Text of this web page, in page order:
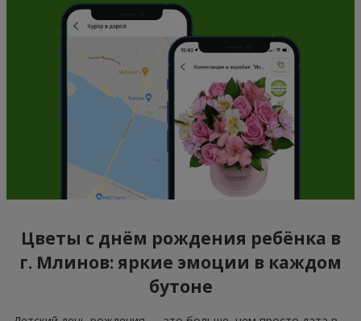
Цветы с днём рождения ребёнка в
г. Млинов: яркие эмоции в каждом
бутоне